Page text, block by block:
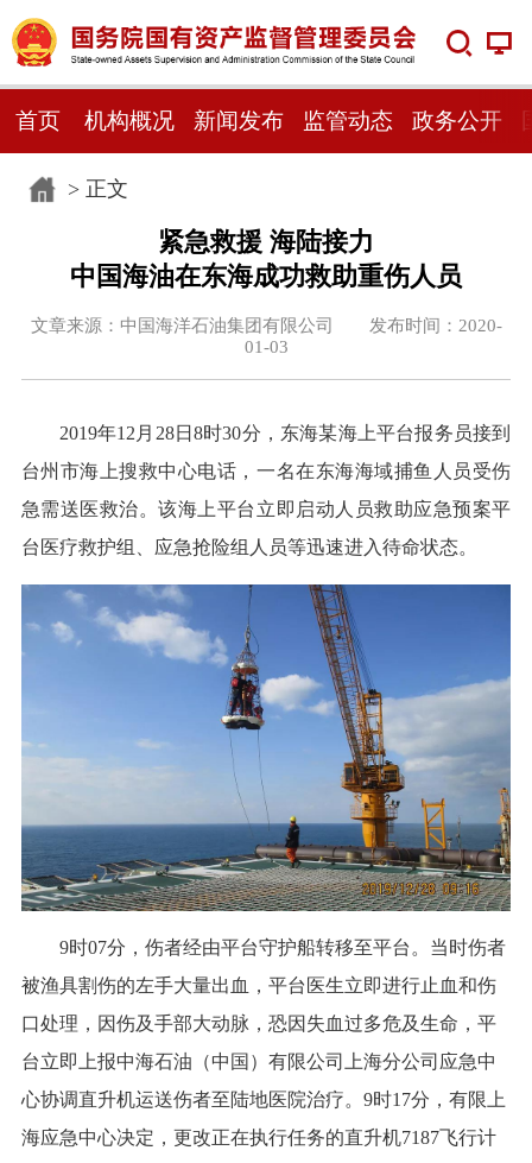
首页 机构概况 新闻发布 监管动态 政务公开
> 正文
紧急救援 海陆接力
中国海油在东海成功救助重伤人员
文章来源：中国海洋石油集团有限公司 发布时间：2020-
01-03
2019年12月28日8时30分，东海某海上平台报务员接到
台州市海上搜救中心电话，一名在东海海域捕鱼人员受伤
急需送医救治。该海上平台立即启动人员救助应急预案平
台医疗救护组、应急抢险组人员等迅速进入待命状态。
9时07分，伤者经由平台守护船转移至平台。当时伤者
被渔具割伤的左手大量出血，平台医生立即进行止血和伤
口处理，因伤及手部大动脉，恐因失血过多危及生命，平
台立即上报中海石油（中国）有限公司上海分公司应急中
心协调直升机运送伤者至陆地医院治疗。9时17分，有限上
海应急中心决定，更改正在执行任务的直升机7187飞行计